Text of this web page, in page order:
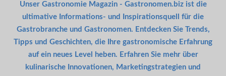
Unser Gastronomie Magazin - Gastronomen.biz ist die
ultimative Informations- und Inspirationsquell für die
Gastrobranche und Gastronomen. Entdecken Sie Trends,
Tipps und Geschichten, die Ihre gastronomische Erfahrung
auf ein neues Level heben. Erfahren Sie mehr über
kulinarische Innovationen, Marketingstrategien und